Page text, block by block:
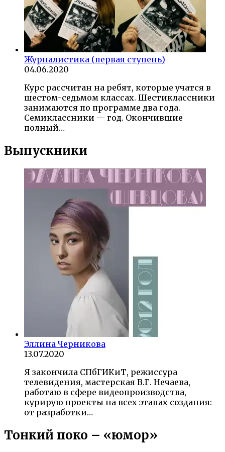
Журналистика (первая ступень)
04.06.2020
Курс рассчитан на ребят, которые учатся в
шестом-седьмом классах. Шестиклассники
занимаются по программе два года.
Семиклассники — год. Окончившие
полный…
Выпускники
Эллина Черникова
13.07.2020
Я закончила СПбГИКиТ, режиссура
телевидения, мастерская В.Г. Нечаева,
работаю в сфере видеопроизводства,
курирую проекты на всех этапах создания:
от разработки…
Тонкий поко – «юмор»